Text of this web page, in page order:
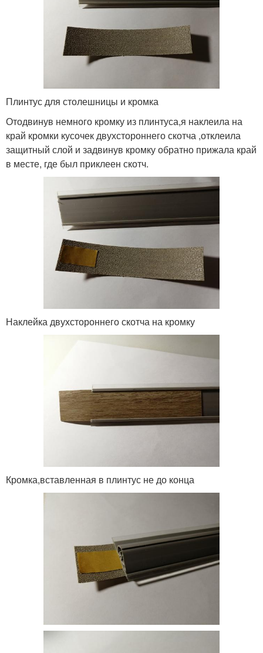
Плинтус для столешницы и кромка
Отодвинув немного кромку из плинтуса,я наклеила на
край кромки кусочек двухстороннего скотча ,отклеила
защитный слой и задвинув кромку обратно прижала край
в месте, где был приклеен скотч.
Наклейка двухстороннего скотча на кромку
Кромка,вставленная в плинтус не до конца